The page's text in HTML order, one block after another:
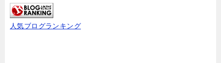
人気ブログランキング